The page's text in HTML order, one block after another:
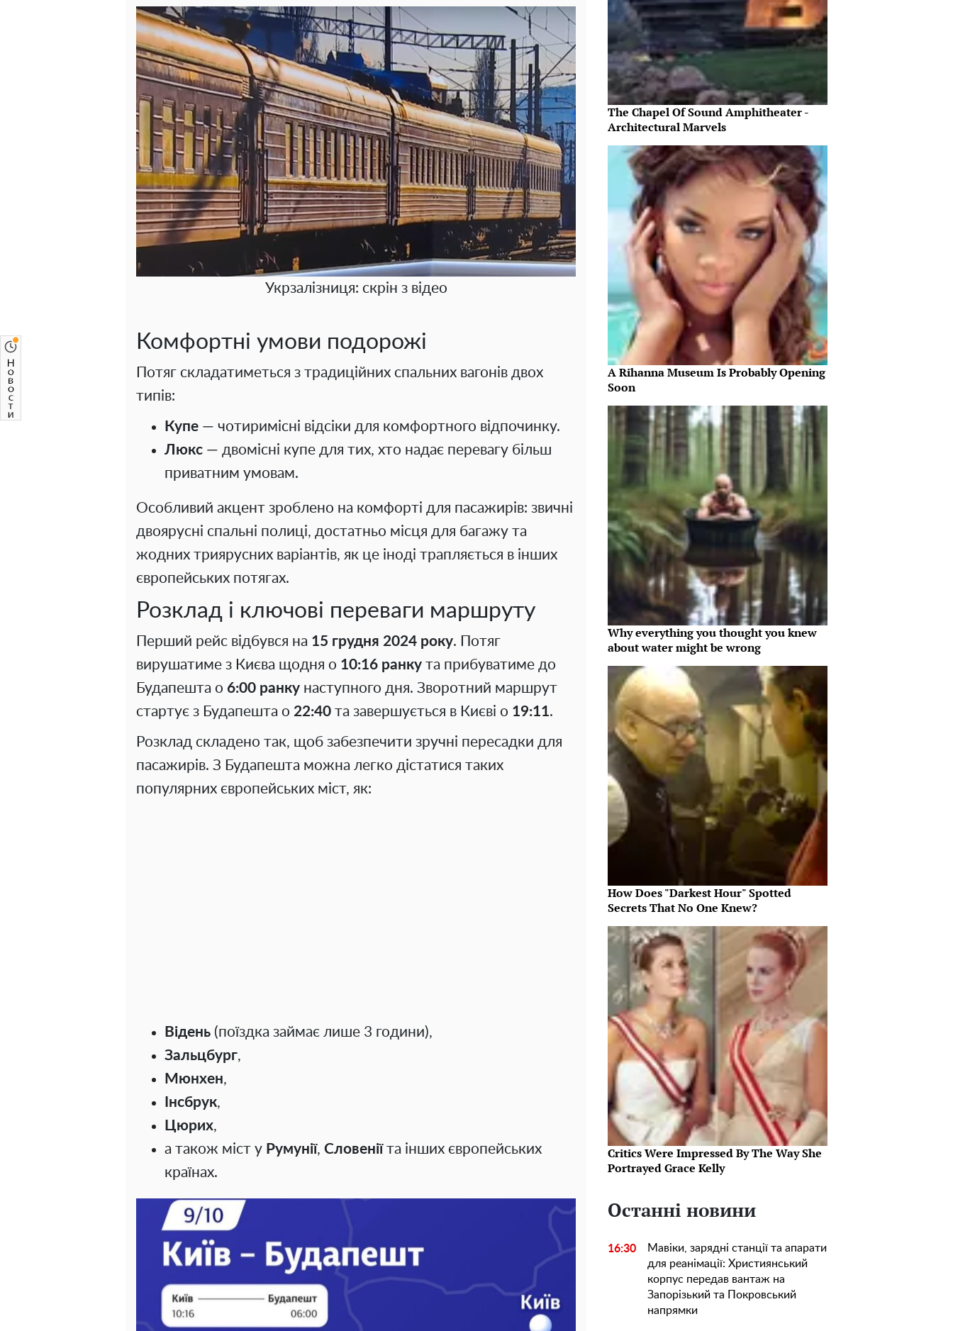
Укрзалізниця: скрін з відео
Комфортні умови подорожі
Потяг складатиметься з традиційних спальних вагонів двох
типів:
Купе — чотиримісні відсіки для комфортного відпочинку.
Люкс — двомісні купе для тих, хто надає перевагу більш
приватним умовам.
Особливий акцент зроблено на комфорті для пасажирів: звичні
двоярусні спальні полиці, достатньо місця для багажу та
жодних триярусних варіантів, як це іноді трапляється в інших
європейських потягах.
Розклад і ключові переваги маршруту
Перший рейс відбувся на 15 грудня 2024 року. Потяг
вирушатиме з Києва щодня о 10:16 ранку та прибуватиме до
Будапешта о 6:00 ранку наступного дня. Зворотний маршрут
стартує з Будапешта о 22:40 та завершується в Києві о 19:11.
Розклад складено так, щоб забезпечити зручні пересадки для
пасажирів. З Будапешта можна легко дістатися таких
популярних європейських міст, як:
Відень (поїздка займає лише 3 години),
Зальцбург,
Мюнхен,
Інсбрук,
Цюрих,
а також міст у Румунії, Словеніїта інших європейських
країнах.
The Chapel Of Sound Amphitheater -
Architectural Marvels
A Rihanna Museum Is Probably Opening
Soon
Why everything you thought you knew
about water might be wrong
How Does "Darkest Hour" Spotted
Secrets That No One Knew?
Critics Were Impressed By The Way She
Portrayed Grace Kelly
Останні новини
16:30
Мавіки, зарядні станції та апарати
для реанімації: Християнський
корпус передав вантаж на
Запорізький та Покровський
напрямки